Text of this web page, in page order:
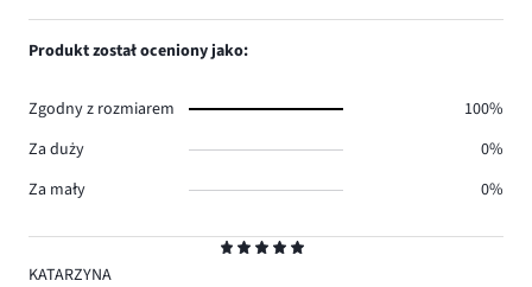
5
KATARZYNA
Produkt został oceniony jako:
Zgodny z rozmiarem
100%
Za duży
0%
Za mały
0%